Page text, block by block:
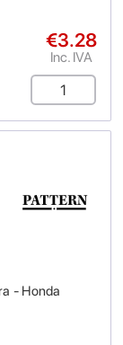
€3.28
Inc. IVA
- Honda